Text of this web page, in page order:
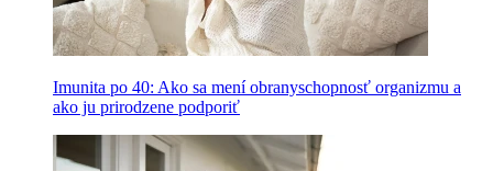
Imunita po 40: Ako sa mení obranyschopnosť organizmu a
ako ju prirodzene podporiť